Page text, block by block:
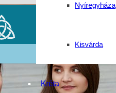
Nyíregyháza
Kisvárda
Kréta